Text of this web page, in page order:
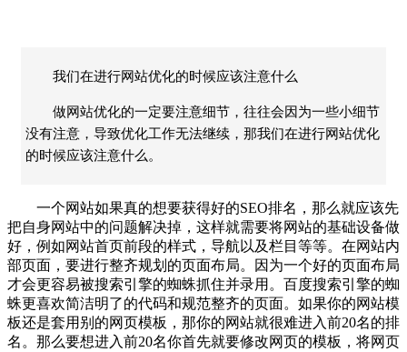
我们在进行网站优化的时候应该注意什么
做网站优化的一定要注意细节，往往会因为一些小细节
没有注意，导致优化工作无法继续，那我们在进行网站优化
的时候应该注意什么。
一个网站如果真的想要获得好的SEO排名，那么就应该先
把自身网站中的问题解决掉，这样就需要将网站的基础设备做
好，例如网站首页前段的样式，导航以及栏目等等。在网站内
部页面，要进行整齐规划的页面布局。因为一个好的页面布局
才会更容易被搜索引擎的蜘蛛抓住并录用。百度搜索引擎的蜘
蛛更喜欢简洁明了的代码和规范整齐的页面。如果你的网站模
板还是套用别的网页模板，那你的网站就很难进入前20名的排
名。那么要想进入前20名你首先就要修改网页的模板，将网页